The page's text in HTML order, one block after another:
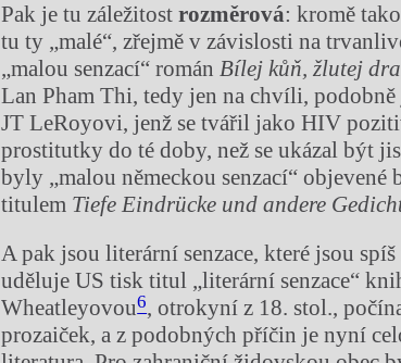
Pak je tu záležitostrozměrová: kromě
tu ty „malé“, zřejmě v závislosti na
„malou senzací“ román Bílej kůň,žlutej
Lan Pham Thi, tedy jen na chvíli,
JT LeRoyovi, jenž se tvářil jako HIV
prostitutky do té doby, než se ukázal být
byly „malou německou senzací“ objevené
titulem Tiefe Eindrücke und andere
A pak jsou literární senzace, které jsou spíš
uděluje US tisk titul „literární senzace“
Wheatleyovou6, otrokyní z 18. stol.,
prozaiček, a z podobných příčin je nyní